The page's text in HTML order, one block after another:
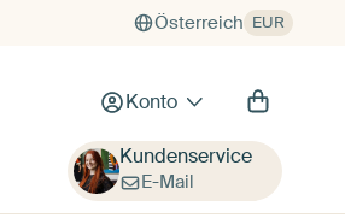
Österreich EUR
Konto
Kundenservice
E-Mail